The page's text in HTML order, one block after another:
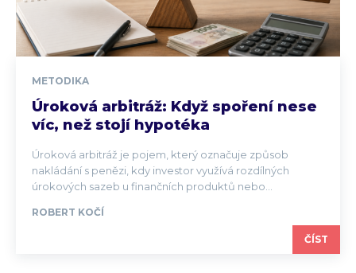
METODIKA
Úroková arbitráž: Když spoření nese
víc, než stojí hypotéka
Úroková arbitráž je pojem, který označuje způsob
nakládání s penězi, kdy investor využívá rozdílných
úrokových sazeb u finančních produktů nebo...
ROBERT KOČÍ
ČÍST